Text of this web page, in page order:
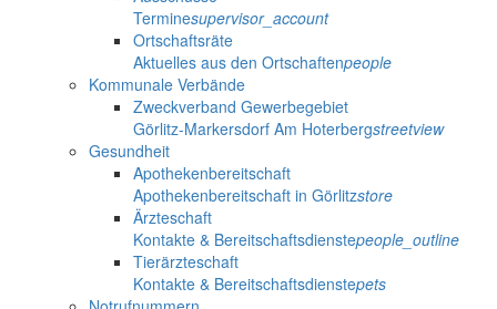
Terminesupervisor_account
Ortschaftsräte
Aktuelles aus den Ortschaftenpeople
Kommunale Verbände
Zweckverband Gewerbegebiet
Görlitz-Markersdorf Am Hoterbergstreetview
Gesundheit
Apothekenbereitschaft
Apothekenbereitschaft in Görlitzstore
Ärzteschaft
Kontakte & Bereitschaftsdienstepeople_outline
Tierärzteschaft
Kontakte & Bereitschaftsdienstepets